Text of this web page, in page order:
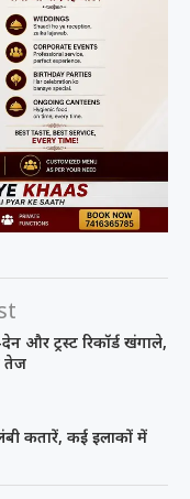
और ट्रस्ट रिकॉर्ड खंगाले,
तेज
कतारें, कई इलाकों में